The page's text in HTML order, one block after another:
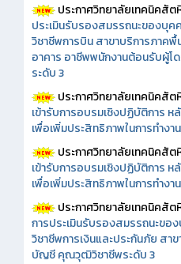
ประกาศวิทยาลัยเทคนิคสัต
ประเมินรับรองสมรรถนะของบุ
วิชาชีพการบิน สาขาบริการภาค
อาคาร อาชีพพนักงานต้อนรับผู้
ระดับ 3
ประกาศวิทยาลัยเทคนิคสัต
เข้ารับการอบรมเชิงปฏิบัติการ
เพื่อเพิ่มประสิทธิภาพในการทำงาน
ประกาศวิทยาลัยเทคนิคสัต
เข้ารับการอบรมเชิงปฏิบัติการ
เพื่อเพิ่มประสิทธิภาพในการทำงาน
ประกาศวิทยาลัยเทคนิคสัต
การประเมินรับรองสมรรถนะขอ
วิชาชีพการเงินและประกันภัย ส
บัญชี คุณวุฒิวิชาชีพระดับ 3